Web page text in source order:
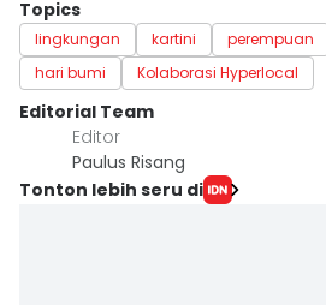
Topics
lingkungan kartini perempuan
hari bumi
Kolaborasi Hyperlocal
Editorial Team
Editor
Paulus Risang
Tonton lebih seru di